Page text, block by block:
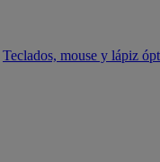
Teclados, mouse y lápiz